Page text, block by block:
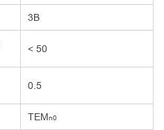
3B
< 50
0.5
TEMn0